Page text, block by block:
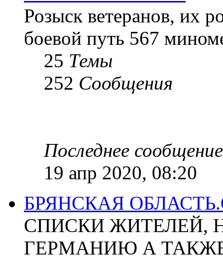
Розыск ветеранов, их
боевой путь 567
25 Темы
252 Сообщения
Последнее сообщение
19 апр 2020, 08:20
БРЯНСКАЯ
СПИСКИ ЖИТЕЛЕЙ,
ГЕРМАНИЮ А